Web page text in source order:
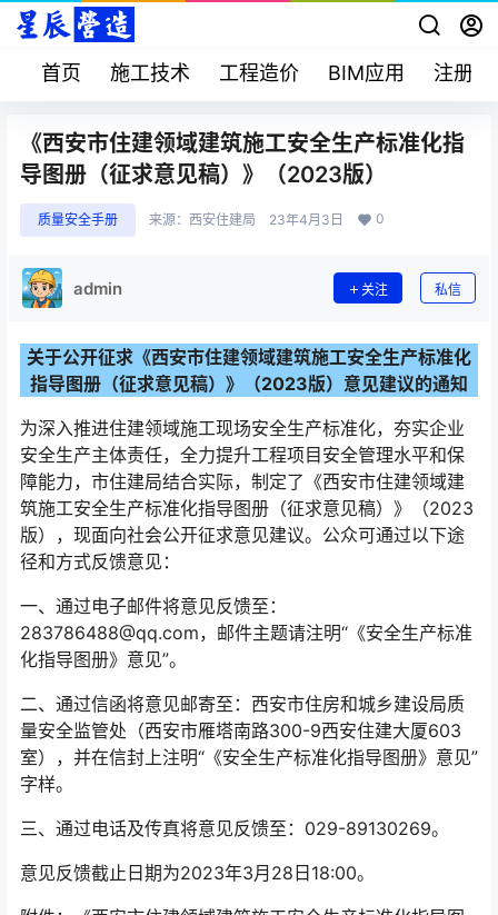
首页 施工技术 工程造价 BIM应用 注册考
《西安市住建领域建筑施工安全生产标准化指
导图册（征求意见稿）》（2023版）
质量安全手册 来源： 西安住建局 23年4月3日 0
admin 关注 私信
关于公开征求《西安市住建领域建筑施工安全生产标准化
指导图册（征求意见稿）》（2023版）意见建议的通知
为深入推进住建领域施工现场安全生产标准化，夯实企业
安全生产主体责任，全力提升工程项目安全管理水平和保
障能力，市住建局结合实际，制定了《西安市住建领域建
筑施工安全生产标准化指导图册（征求意见稿）》（2023
版），现面向社会公开征求意见建议。公众可通过以下途
径和方式反馈意见：
一、通过电子邮件将意见反馈至：
283786488@qq.com，邮件主题请注明“《安全生产标准
化指导图册》意见”。
二、通过信函将意见邮寄至：西安市住房和城乡建设局质
量安全监管处（西安市雁塔南路300-9西安住建大厦603
室），并在信封上注明“《安全生产标准化指导图册》意见”
字样。
三、通过电话及传真将意见反馈至：029-89130269。
意见反馈截止日期为2023年3月28日18:00。